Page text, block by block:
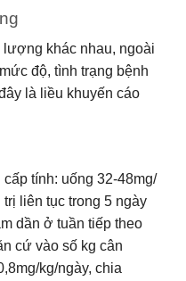
lượng khác nhau, ngoài
độ, tình trạng bệnh
là liều khuyến cáo
tính: uống 32-48mg/
liên tục trong 5 ngày
dần ở tuần tiếp theo
cứ vào số kg cân
kg/ngày, chia